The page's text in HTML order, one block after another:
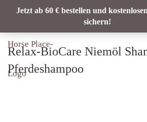
Jetzt ab 60 € bestellen und
sichern!
Relax-BioCare Niemöl
Pferdeshampoo